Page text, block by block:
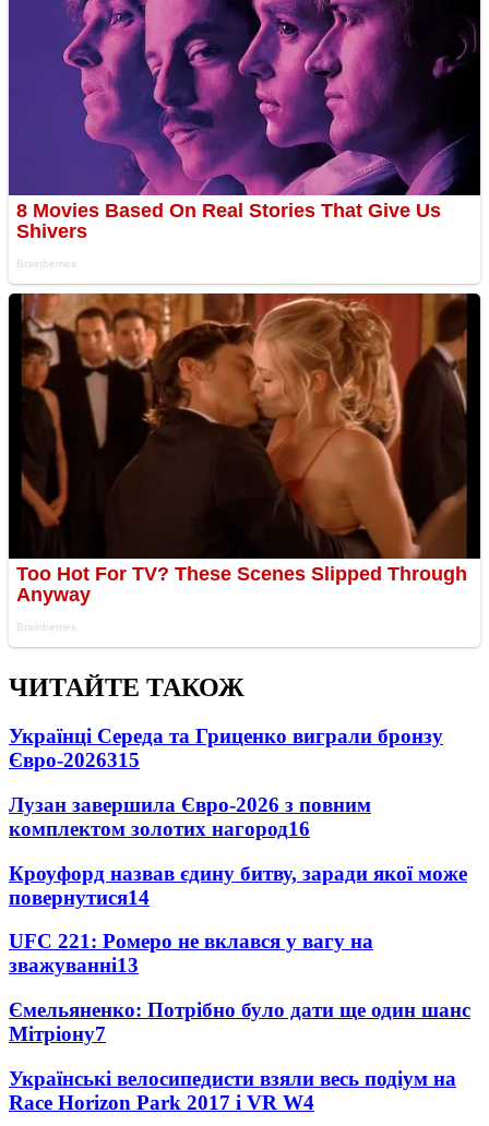
ЧИТАЙТЕ ТАКОЖ
Українці Середа та Гриценко виграли бронзу
Євро-2026315
Лузан завершила Євро-2026 з повним
комплектом золотих нагород16
Кроуфорд назвав єдину битву, заради якої може
повернутися14
UFC 221: Ромеро не вклався у вагу на
зважуванні13
Ємельяненко: Потрібно було дати ще один шанс
Мітріону7
Українські велосипедисти взяли весь подіум на
Race Horizon Park 2017 і VR W4